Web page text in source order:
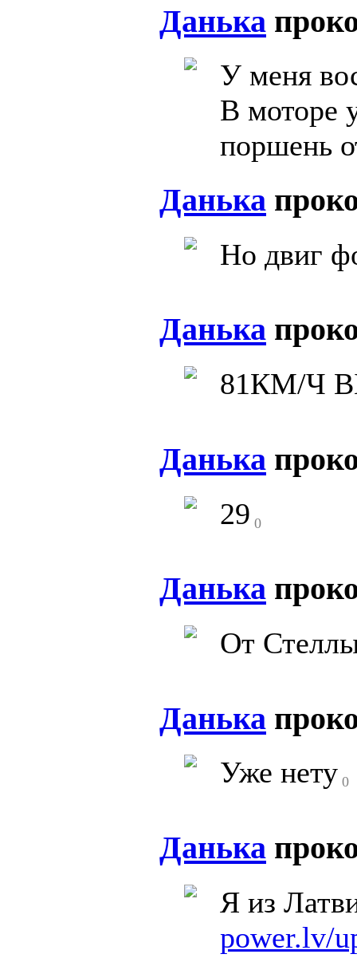
Данька
У меня
В моторе
поршень
Данька
Но двиг
Данька
81КМ/Ч
Данька
29 0
Данька
От
Данька
Уже нету 0
Данька
Я из
power.lv/